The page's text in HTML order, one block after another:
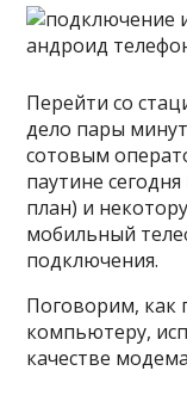
Перейти со
дело пары
сотовым
паутине
план) и
мобильный
подключения.
Поговорим, как
компьютеру,
качестве